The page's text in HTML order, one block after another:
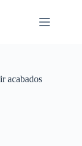
acabados